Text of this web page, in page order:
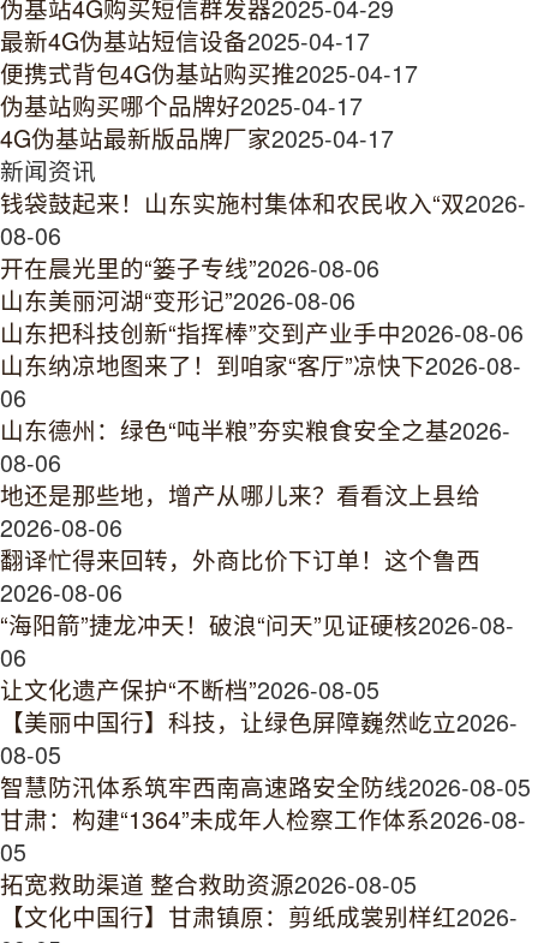
伪基站4G购买短信群发器2025-04-29
最新4G伪基站短信设备2025-04-17
便携式背包4G伪基站购买推2025-04-17
伪基站购买哪个品牌好2025-04-17
4G伪基站最新版品牌厂家2025-04-17
新闻资讯
钱袋鼓起来！山东实施村集体和农民收入“双2026-
08-06
开在晨光里的“篓子专线”2026-08-06
山东美丽河湖“变形记”2026-08-06
山东把科技创新“指挥棒”交到产业手中2026-08-06
山东纳凉地图来了！到咱家“客厅”凉快下2026-08-
06
山东德州：绿色“吨半粮”夯实粮食安全之基2026-
08-06
地还是那些地，增产从哪儿来？看看汶上县给
2026-08-06
翻译忙得来回转，外商比价下订单！这个鲁西
2026-08-06
“海阳箭”捷龙冲天！破浪“问天”见证硬核2026-08-
06
让文化遗产保护“不断档”2026-08-05
【美丽中国行】科技，让绿色屏障巍然屹立2026-
08-05
智慧防汛体系筑牢西南高速路安全防线2026-08-05
甘肃：构建“1364”未成年人检察工作体系2026-08-
05
拓宽救助渠道 整合救助资源2026-08-05
【文化中国行】甘肃镇原：剪纸成裳别样红2026-